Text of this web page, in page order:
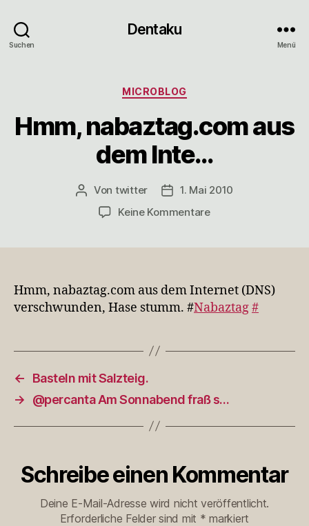
Suchen
Dentaku
Menü
Kategorien
MICROBLOG
Hmm, nabaztag.com aus
dem Inte…
Beitragsautor
Von twitter Veröffentlichungsdatum
1. Mai 2010
Keine Kommentarezu
Inte…
Hmm, nabaztag.com aus dem Internet (DNS)
verschwunden, Hase stumm. #Nabaztag#
←
Basteln mit Salzteig.
→
@percanta Am Sonnabend fraß s…
Schreibe einen Kommentar
Deine E-Mail-Adresse wird nicht veröffentlicht.
Erforderliche Felder sind mit * markiert